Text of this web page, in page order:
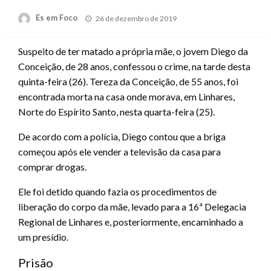
Es em Foco
Posted
26 de dezembro de 2019
Suspeito de ter matado a própria mãe, o jovem Diego da
Conceição, de 28 anos, confessou o crime, na tarde desta
quinta-feira (26). Tereza da Conceição, de 55 anos, foi
encontrada morta na casa onde morava, em Linhares,
Norte do Espírito Santo, nesta quarta-feira (25).
De acordo com a polícia, Diego contou que a briga
começou após ele vender a televisão da casa para
comprar drogas.
Ele foi detido quando fazia os procedimentos de
liberação do corpo da mãe, levado para a 16ª Delegacia
Regional de Linhares e, posteriormente, encaminhado a
um presídio.
Prisão